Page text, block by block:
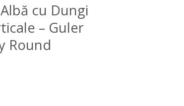
cu Dungi
– Guler
Round